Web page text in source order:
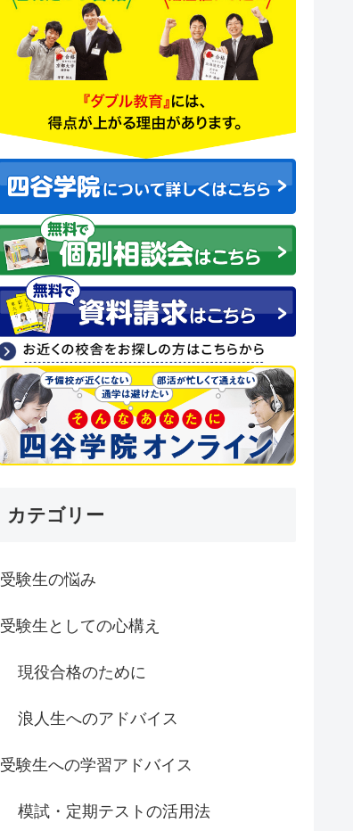
カテゴリー
受験生の悩み
受験生としての心構え
現役合格のために
浪人生へのアドバイス
受験生への学習アドバイス
模試・定期テストの活用法